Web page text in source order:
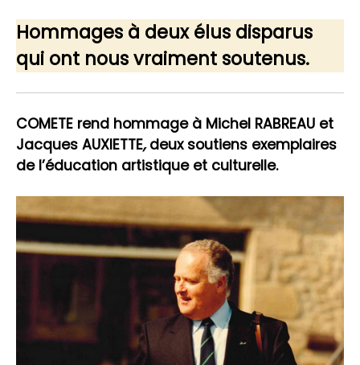
Hommages à deux élus disparus
qui ont nous vraiment soutenus.
COMETE rend hommage à Michel RABREAU et
Jacques AUXIETTE,deux soutiens exemplaires
de l’éducation artistique et culturelle.